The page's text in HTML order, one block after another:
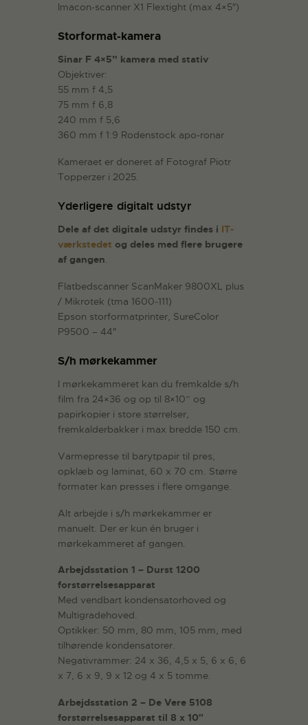
Imacon-scanner X1 Flextight (max 4×5″)
Storformat-kamera
Sinar F 4×5” kamera med stativ
Objektiver:
55 mm f 4,5
75 mm f 6,8
240 mm f 5,6
360 mm f 1:9 Rodenstock apo-ronar
Kameraet er doneret af Fotograf Piotr
Topperzer i 2025.
Yderligere digitalt udstyr
Dele af det digitale udstyr findes i IT-
værkstedet og deles med flere brugere
af gangen.
Flatbedscanner ScanMaker 9800XL plus
/ Mikrotek (tma 1600-111)
Epson storformatprinter, SureColor
P9500 – 44″
S/h mørkekammer
I mørkekammeret kan du fremkalde s/h
film fra 24×36 og op til 8×10” og
papirkopier i store størrelser,
fremkalderbakker i max bredde 150 cm.
Varmepresse til barytpapir til pres,
opklæb og laminat, 60 x 70 cm. Større
formater kan presses i flere omgange.
Alt arbejde i s/h mørkekammer er
manuelt. Der er kun én bruger i
mørkekammeret af gangen.
Arbejdsstation 1 – Durst 1200
forstørrelsesapparat
Med vendbart kondensatorhoved og
Multigradehoved.
Optikker: 50 mm, 80 mm, 105 mm, med
tilhørende kondensatorer.
Negativrammer: 24 x 36, 4,5 x 5, 6 x 6, 6
x 7, 6 x 9, 9 x 12 og 4 x 5 tomme.
Arbejdsstation 2 – De Vere 5108
forstørrelsesapparat til 8 x 10″